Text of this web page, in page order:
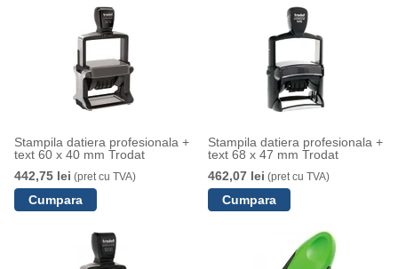
Stampila datiera profesionala +
text 60 x 40 mm Trodat
442,75 lei (pret cu TVA)
Stampila datiera profesionala +
text 68 x 47 mm Trodat
462,07 lei (pret cu TVA)